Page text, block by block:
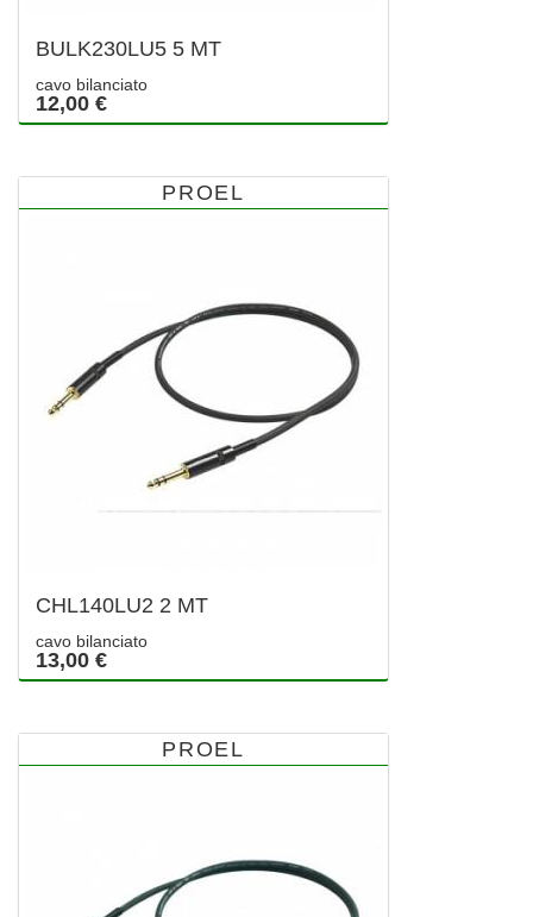
BULK230LU5 5 MT
cavo bilanciato
12,00 €
PROEL
CHL140LU2 2 MT
cavo bilanciato
13,00 €
PROEL